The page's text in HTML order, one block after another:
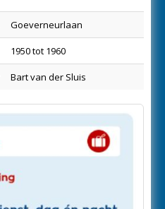
Goeverneurlaan
1950 tot 1960
Bart van der Sluis